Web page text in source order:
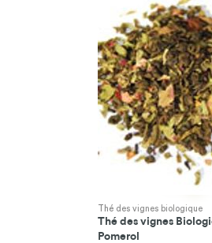
Thé des vignes biologique
Thé des vignes
Pomerol